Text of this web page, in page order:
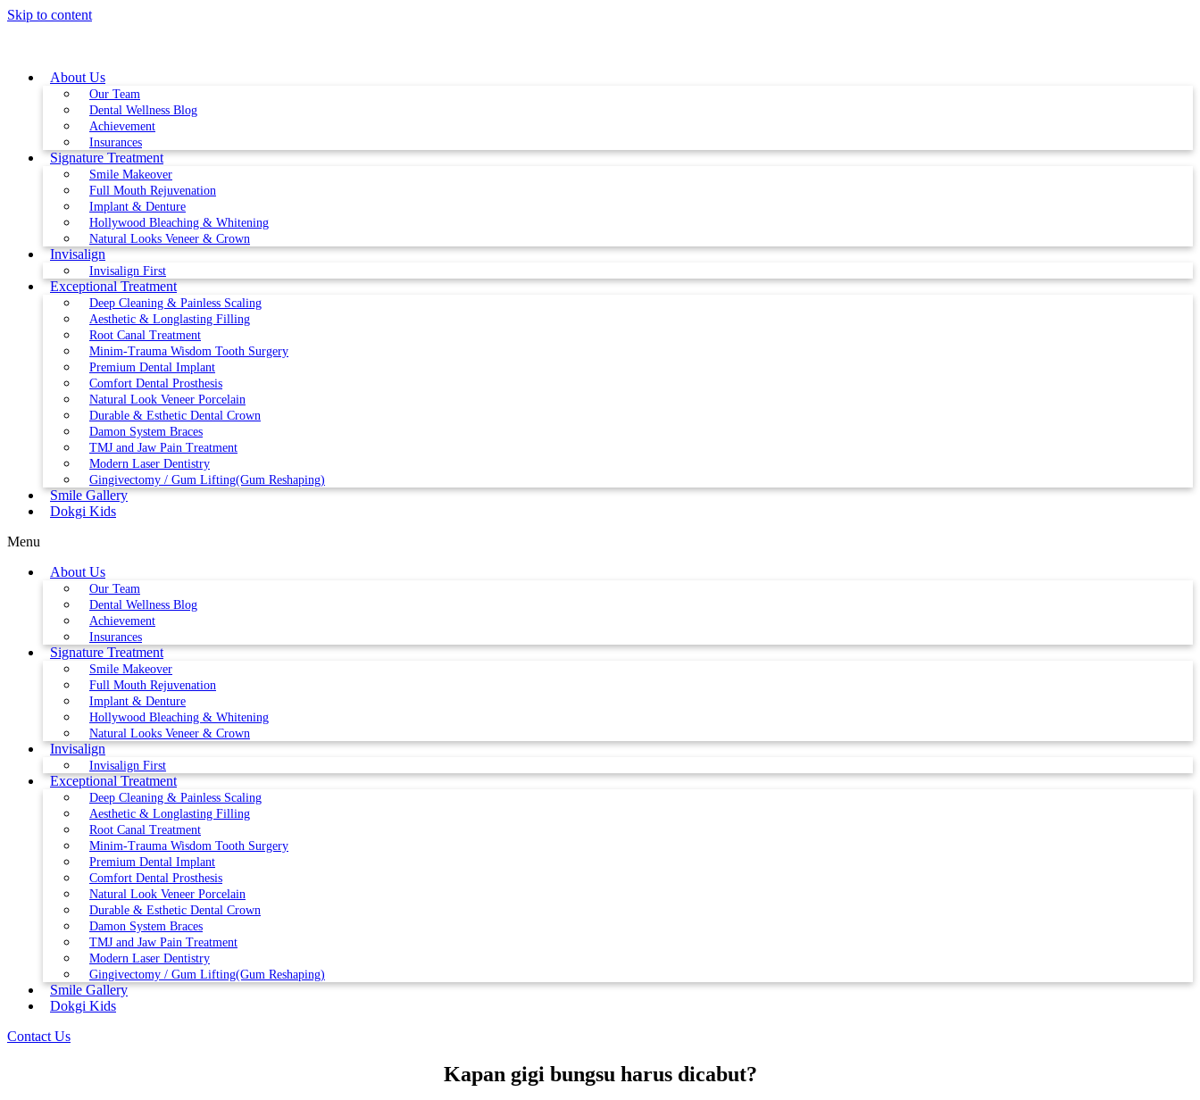
Skip to content
About Us
Our Team
Dental Wellness Blog
Achievement
Insurances
Signature Treatment
Smile Makeover
Full Mouth Rejuvenation
Implant & Denture
Hollywood Bleaching & Whitening
Natural Looks Veneer & Crown
Invisalign
Invisalign First
Exceptional Treatment
Deep Cleaning & Painless Scaling
Aesthetic & Longlasting Filling
Root Canal Treatment
Minim-Trauma Wisdom Tooth Surgery
Premium Dental Implant
Comfort Dental Prosthesis
Natural Look Veneer Porcelain
Durable & Esthetic Dental Crown
Damon System Braces
TMJ and Jaw Pain Treatment
Modern Laser Dentistry
Gingivectomy / Gum Lifting(Gum Reshaping)
Smile Gallery
Dokgi Kids
Menu
About Us
Our Team
Dental Wellness Blog
Achievement
Insurances
Signature Treatment
Smile Makeover
Full Mouth Rejuvenation
Implant & Denture
Hollywood Bleaching & Whitening
Natural Looks Veneer & Crown
Invisalign
Invisalign First
Exceptional Treatment
Deep Cleaning & Painless Scaling
Aesthetic & Longlasting Filling
Root Canal Treatment
Minim-Trauma Wisdom Tooth Surgery
Premium Dental Implant
Comfort Dental Prosthesis
Natural Look Veneer Porcelain
Durable & Esthetic Dental Crown
Damon System Braces
TMJ and Jaw Pain Treatment
Modern Laser Dentistry
Gingivectomy / Gum Lifting(Gum Reshaping)
Smile Gallery
Dokgi Kids
Contact Us
Kapan gigi bungsu harus dicabut?